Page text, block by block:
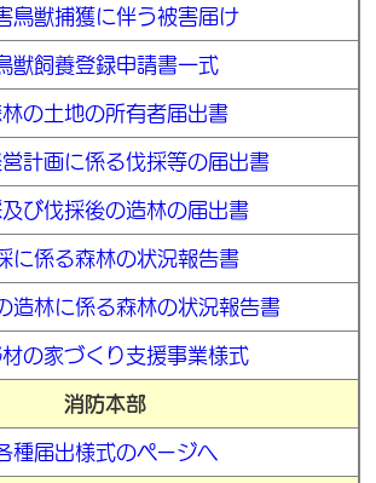
鳥獣捕獲に伴う被害届け
獣飼養登録申請書一式
林の土地の所有者届出書
計画に係る伐採等の届出書
び伐採後の造林の届出書
に係る森林の状況報告書
造林に係る森林の状況報告書
の家づくり支援事業様式
消防本部
種届出様式のページへ